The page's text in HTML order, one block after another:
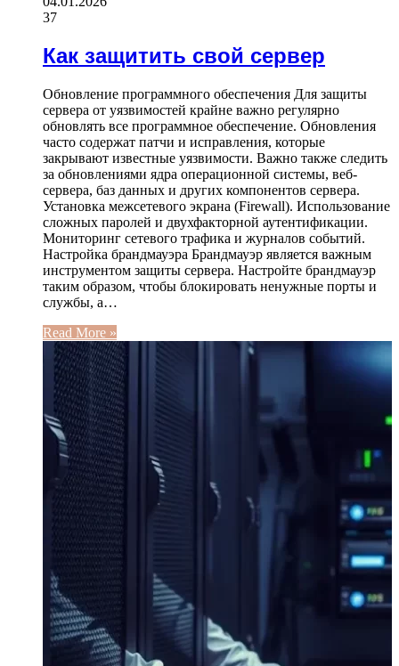
37
Как защитить свой сервер
Обновление программного обеспечения Для защиты
сервера от уязвимостей крайне важно регулярно
обновлять все программное обеспечение. Обновления
часто содержат патчи и исправления, которые
закрывают известные уязвимости. Важно также следить
за обновлениями ядра операционной системы, веб-
сервера, баз данных и других компонентов сервера.
Установка межсетевого экрана (Firewall). Использование
сложных паролей и двухфакторной аутентификации.
Мониторинг сетевого трафика и журналов событий.
Настройка брандмауэра Брандмауэр является важным
инструментом защиты сервера. Настройте брандмауэр
таким образом, чтобы блокировать ненужные порты и
службы, а…
Read More »